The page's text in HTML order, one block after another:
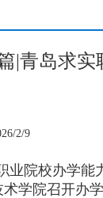
|青岛求
2/9
院校办学能
学院召开办